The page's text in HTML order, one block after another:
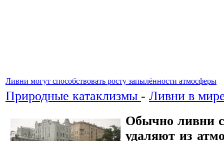
Ливни могут способствовать росту запылённости атмосферы
Природные катаклизмы - Ливни в
Обычно ливни
удаляют из